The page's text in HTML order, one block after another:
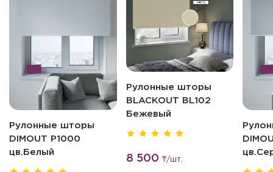
Рулонные шторы
DIMOUT P1000
цв.Белый
Рулонные шторы
BLACKOUT BL102
Бежевый
8 500 ₸/шт.